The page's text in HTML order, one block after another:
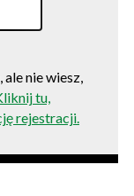
nie wiesz,
tu,
rejestracji.